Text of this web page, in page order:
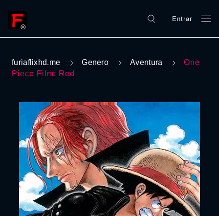
Entrar
furiaflixhd.me Genero Aventura
One
Piece Film: Red